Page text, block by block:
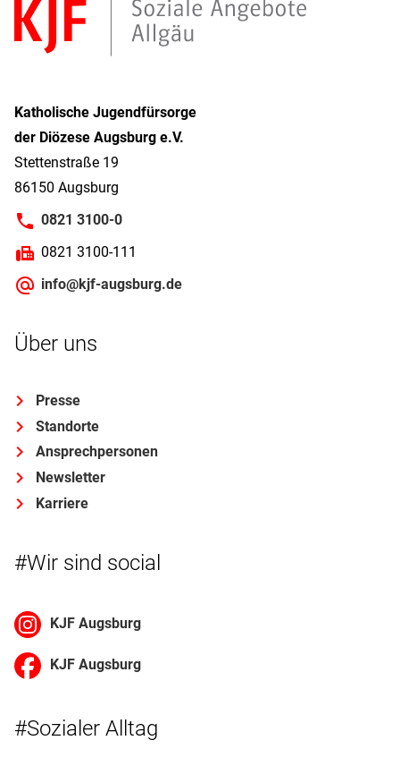
Katholische Jugendfürsorge
der Diözese Augsburg e.V.
Stettenstraße 19
86150 Augsburg
0821 3100-0
0821 3100-111
info@kjf-augsburg.de
Über uns
Presse
Standorte
Ansprechpersonen
Newsletter
Karriere
#Wir sind social
KJF Augsburg
KJF Augsburg
#Sozialer Alltag